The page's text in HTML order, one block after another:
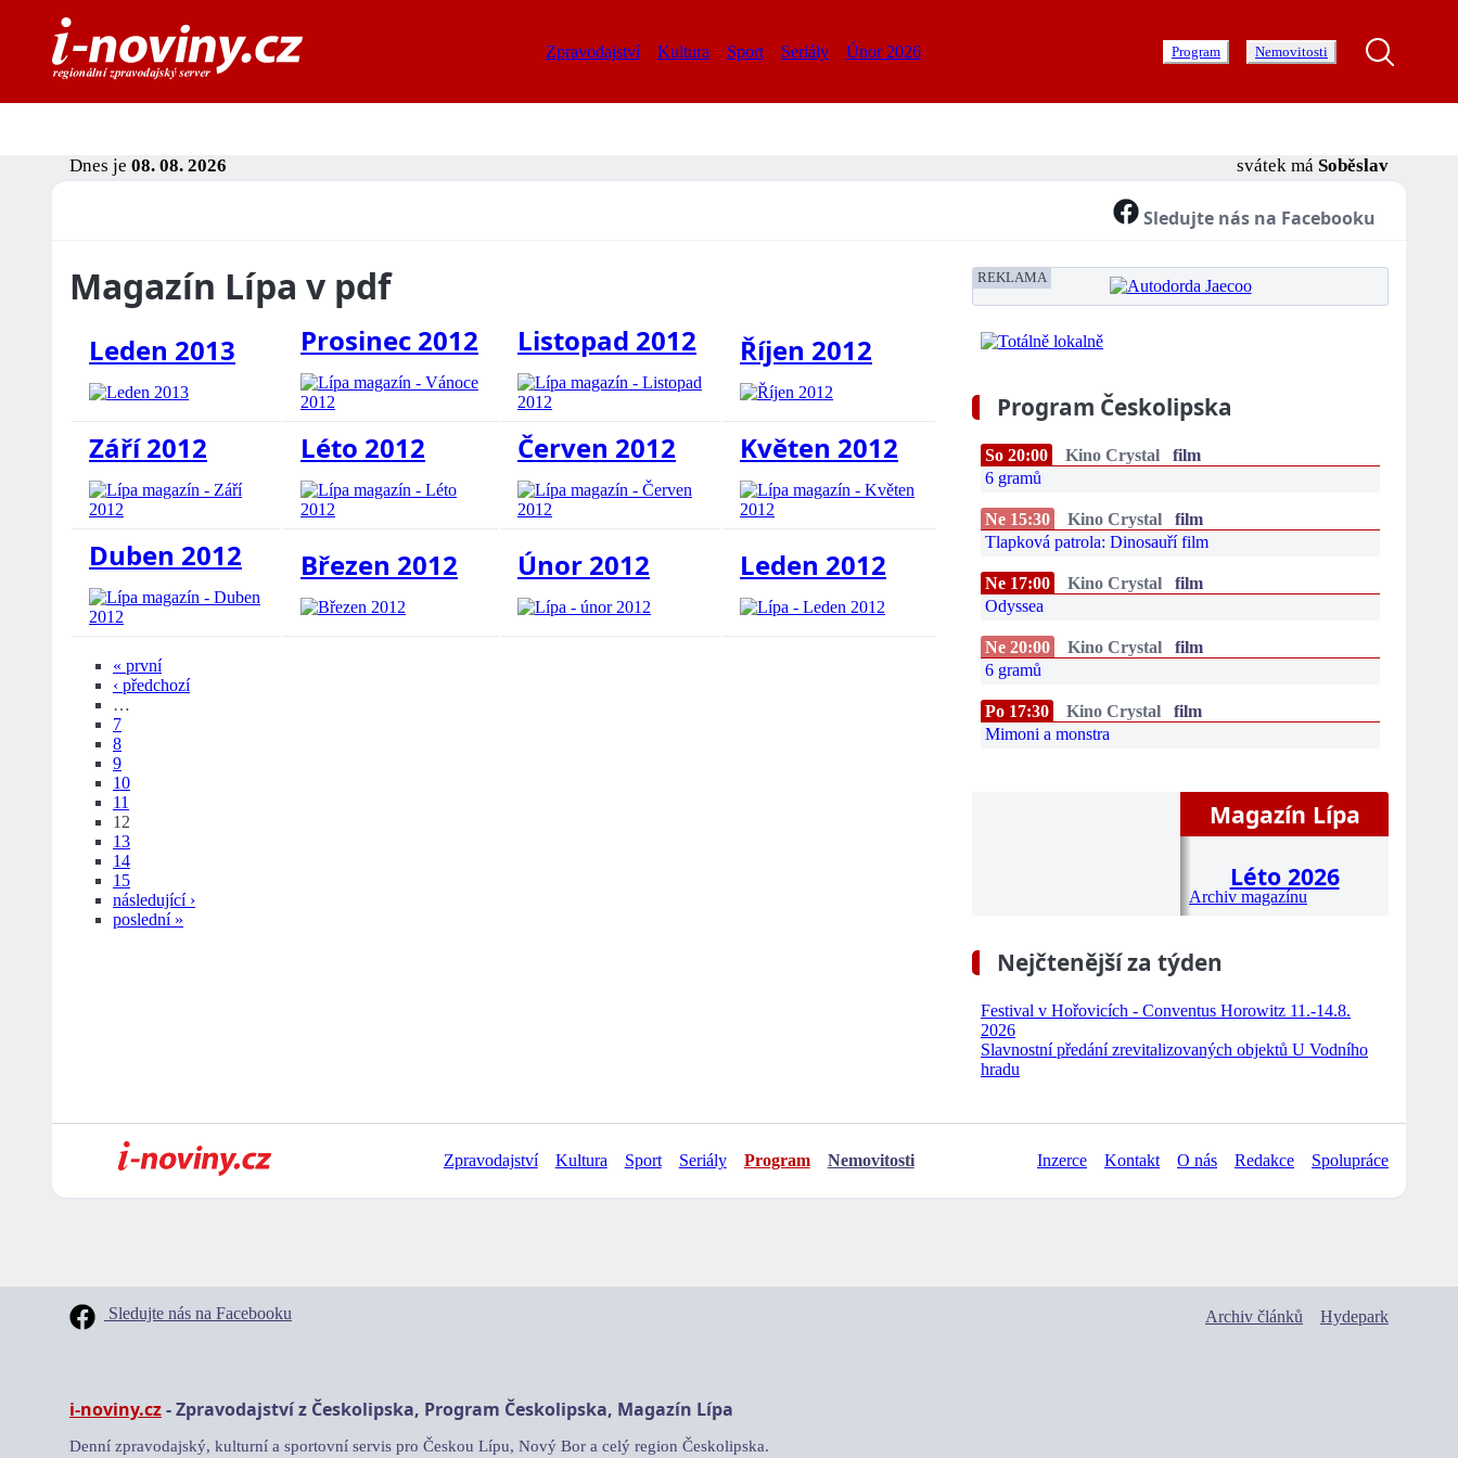
Zpravodajství Kultura Sport Seriály Únor 2026 Program Nemovitosti
Dnes je 08. 08. 2026 svátek má Soběslav
Sledujte nás na Facebooku
Magazín Lípa v pdf
Leden 2013 Prosinec 2012 Listopad 2012 Říjen 2012
Září 2012 Léto 2012 Červen 2012 Květen 2012
Duben 2012 Březen 2012 Únor 2012 Leden 2012
« první
‹ předchozí
…
7
8
9
10
11
12
13
14
15
následující ›
poslední »
REKLAMA
Program Českolipska
So 20:00 Kino Crystal
film
6 gramů
Ne 15:30 Kino Crystal
film
Tlapková patrola: Dinosauří film
Ne 17:00 Kino Crystal
film
Odyssea
Ne 20:00 Kino Crystal
film
6 gramů
Po 17:30 Kino Crystal
film
Mimoni a monstra
Magazín Lípa
Léto 2026
Archiv magazínu
Nejčtenější za týden
Festival v Hořovicích - Conventus Horowitz 11.-14.8.
2026
Slavnostní předání zrevitalizovaných objektů U Vodního
hradu
Zpravodajství Kultura Sport Seriály Program Nemovitosti Inzerce Kontakt O nás Redakce Spolupráce
Sledujte nás na Facebooku Archiv článků Hydepark
i-noviny.cz- Zpravodajství z Českolipska, Program Českolipska, Magazín Lípa
Denní zpravodajský, kulturní a sportovní servis pro Českou Lípu, Nový Bor a celý region Českolipska.